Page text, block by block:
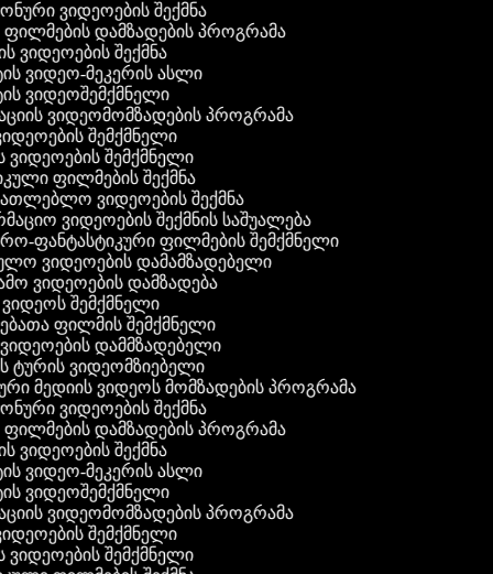
ვიდეოების შექმნა
ფილმების დამზადების პროგრამა
ვიდეოების შექმნა
ვიდეო-მეკერის ასლი
ვიდეოშემქმნელი
ვიდეომომზადების პროგრამა
შემქმნელი
ვიდეოების შემქმნელი
ფილმების შექმნა
ვიდეოების შექმნა
ვიდეოების შექმნის საშუალება
ფანტასტიკური ფილმების შემქმნელი
ვიდეოების დამამზადებელი
ვიდეოების დამზადება
ვიდეოს შემქმნელი
ფილმის შემქმნელი
ვიდეოების დამმზადებელი
ტურის ვიდეომზიებელი
მედიის ვიდეოს მომზადების პროგრამა
ვიდეოების შექმნა
ფილმების დამზადების პროგრამა
ვიდეოების შექმნა
ვიდეო-მეკერის ასლი
ვიდეოშემქმნელი
ვიდეომომზადების პროგრამა
შემქმნელი
ვიდეოების შემქმნელი